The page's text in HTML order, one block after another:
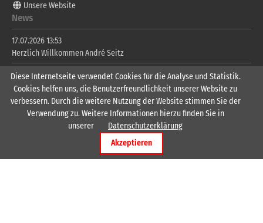
Diese Internetseite verwendet Cookies für die Analyse und Statistik.
Cookies helfen uns, die Benutzerfreundlichkeit unserer Website zu
verbessern. Durch die weitere Nutzung der Website stimmen Sie der
Verwendung zu. Weitere Informationen hierzu finden Sie in
unserer
Datenschutzerklärung
Akzeptieren
Unsere Website
News
17.07.2026 13:53
Herzlich Willkommen André Seitz
08.06.2026 07:57
Spielpläne Sparkassen-Jugend-Handball-Cup
Wichtige Links
Frauen 1